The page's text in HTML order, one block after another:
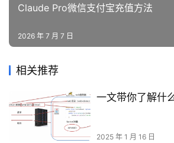
Claude Pro微信支付宝充值方法
2026 年 7 月 7 日
相关推荐
一文带你了解什
2025 年 1 月 16 日